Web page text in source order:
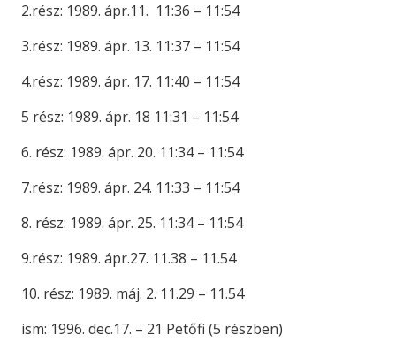
2.rész: 1989. ápr.11. 11:36 – 11:54
3.rész: 1989. ápr. 13. 11:37 – 11:54
4.rész: 1989. ápr. 17. 11:40 – 11:54
5 rész: 1989. ápr. 18 11:31 – 11:54
6. rész: 1989. ápr. 20. 11:34 – 11:54
7.rész: 1989. ápr. 24. 11:33 – 11:54
8. rész: 1989. ápr. 25. 11:34 – 11:54
9.rész: 1989. ápr.27. 11.38 – 11.54
10. rész: 1989. máj. 2. 11.29 – 11.54
ism: 1996. dec.17. – 21 Petőfi (5 részben)